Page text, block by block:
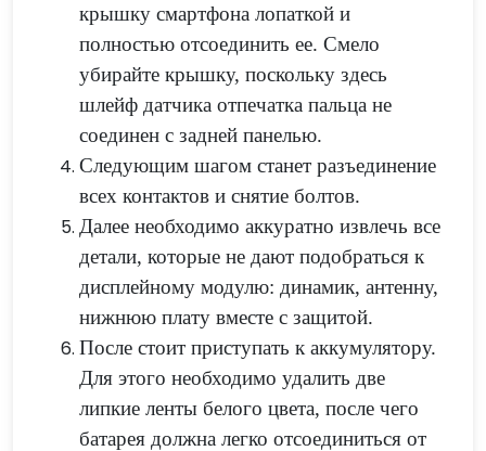
крышку смартфона лопаткой и
полностью отсоединить ее. Смело
убирайте крышку, поскольку здесь
шлейф датчика отпечатка пальца не
соединен с задней панелью.
Следующим шагом станет разъединение
всех контактов и снятие болтов.
Далее необходимо аккуратно извлечь все
детали, которые не дают подобраться к
дисплейному модулю: динамик, антенну,
нижнюю плату вместе с защитой.
После стоит приступать к аккумулятору.
Для этого необходимо удалить две
липкие ленты белого цвета, после чего
батарея должна легко отсоединиться от